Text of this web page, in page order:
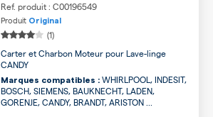
Ref. produit : C00196549
Produit Original
(1)
Carter et Charbon Moteur pour Lave-linge
CANDY
Marques compatibles : WHIRLPOOL, INDESIT,
BOSCH, SIEMENS, BAUKNECHT, LADEN,
GORENJE, CANDY, BRANDT, ARISTON ...